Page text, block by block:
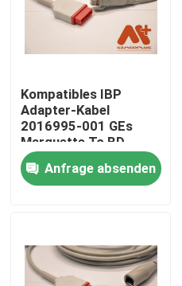
Über uns
Fabrik Tour
Qualitätskontrolle
Kompatibles IBP
Adapter-Kabel
2016995-001 GEs
Marquette To BD
Anfrage absenden